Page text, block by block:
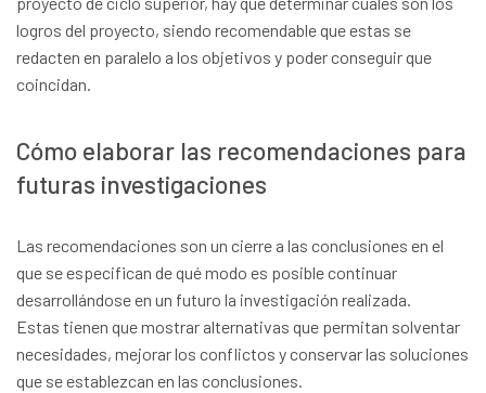
logros del proyecto, siendo recomendable que estas se
redacten en paralelo a los objetivos y poder conseguir que
coincidan.
Cómo elaborar las recomendaciones para
futuras investigaciones
Las recomendaciones son un cierre a las conclusiones en el
que se especifican de qué modo es posible continuar
desarrollándose en un futuro la investigación realizada.
Estas tienen que mostrar alternativas que permitan solventar
necesidades, mejorar los conflictos y conservar las soluciones
que se establezcan en las conclusiones.